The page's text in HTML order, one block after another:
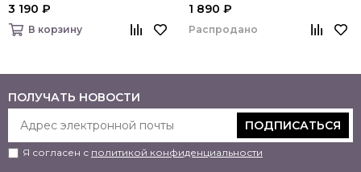
3 190 ₽
В корзину
1 890 ₽
Распродано
ПОЛУЧАТЬ НОВОСТИ
ПОДПИСАТЬСЯ
Я согласен с политикой конфиденциальности